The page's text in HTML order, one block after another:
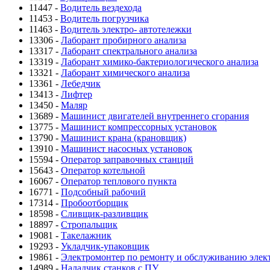
11447 - Водитель вездехода
11453 - Водитель погрузчика
11463 - Водитель электро- автотележки
13306 - Лаборант пробирного анализа
13317 - Лаборант спектрального анализа
13319 - Лаборант химико-бактериологического анализа
13321 - Лаборант химического анализа
13361 - Лебедчик
13413 - Лифтер
13450 - Маляр
13689 - Машинист двигателей внутреннего сгорания
13775 - Машинист компрессорных установок
13790 - Машинист крана (крановщик)
13910 - Машинист насосных установок
15594 - Оператор заправочных станций
15643 - Оператор котельной
16067 - Оператор теплового пункта
16771 - Подсобный рабочий
17314 - Пробоотборщик
18598 - Сливщик-разливщик
18897 - Стропальщик
19081 - Такелажник
19293 - Укладчик-упаковщик
19861 - Электромонтер по ремонту и обслуживанию